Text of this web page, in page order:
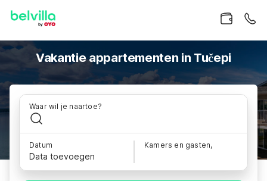
Vakantie appartementen in Tučepi
Waar wil je naartoe?
Datum
Data toevoegen
Kamers en gasten,